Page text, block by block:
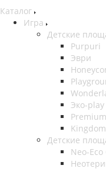
Каталог
Игра
Детские
Purpuri
Эври
Эко-play
Kingdom
Детские
Neo-Eco